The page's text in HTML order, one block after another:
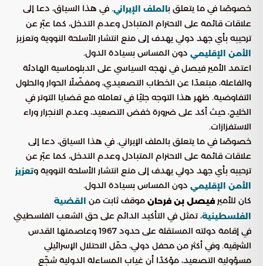
خصوصًا في ما يتعلق بالملف الإيراني. في هذا السياق، دعا إلى
علاقات قائمة على الاحترام المتبادل وعدم التدخل، كما عبّر عن
ترحيبه بأي جهد دولي يهدف إلى منع انتشار الأسلحة النووية وتعزيز
الأمن الإقليمي دون المساس بسيادة الدول.
اعتمد الأمير فيصل في نهجه السياسي على الدبلوماسية الهادئة
والفاعلة، مبتعدًا عن الخطاب التصعيدي، ومفضّلًا الحوار والحلول
التفاوضية. ظهر هذا التوجه جليًا في تعامله مع قضايا التوتر في
الخليج، حيث أكد على ضرورة خفض التصعيد، وعدم الانجرار وراء
الاستفزازات.
خصوصًا في ما يتعلق بالملف الإيراني. في هذا السياق، دعا إلى
علاقات قائمة على الاحترام المتبادل وعدم التدخل، كما عبّر عن
ترحيبه بأي جهد دولي يهدف إلى منع انتشار الأسلحة النووية وتعزيز
الأمن الإقليمي دون المساس بسيادة الدول.
كان للأمير فيصل بن فرحان موقف ثابت من القضية
الفلسطينية، تمثل في التأكيد الدائم على حق الشعب الفلسطيني
في إقامة دولته المستقلة على حدود 1967 وعاصمتها القدس
الشرقية. وفي أكثر من محفل دولي، حمّل الاحتلال الإسرائيلي
مسؤولية التصعيد، مؤكدًا أن غياب المساءلة الدولية شجّع